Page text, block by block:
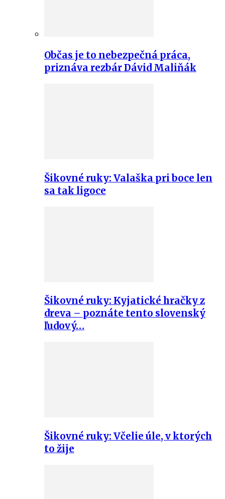
Občas je to nebezpečná práca,
priznáva rezbár Dávid Maliňák
Šikovné ruky: Valaška pri boce len
sa tak ligoce
Šikovné ruky: Kyjatické hračky z
dreva – poznáte tento slovenský
ľudový…
Šikovné ruky: Včelie úle, v ktorých
to žije